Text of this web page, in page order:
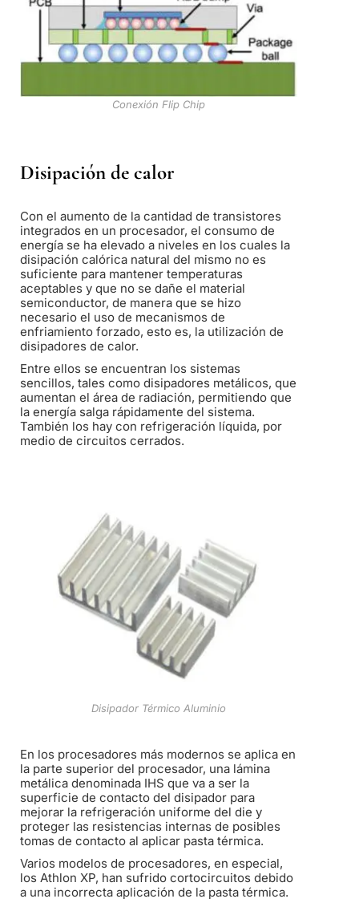
Conexión Flip Chip
Disipación de calor
Con el aumento de la cantidad de transistores
integrados en un procesador, el consumo de
energía se ha elevado a niveles en los cuales la
disipación calórica natural del mismo no es
suficiente para mantener temperaturas
aceptables y que no se dañe el material
semiconductor, de manera que se hizo
necesario el uso de mecanismos de
enfriamiento forzado, esto es, la utilización de
disipadores de calor.
Entre ellos se encuentran los sistemas
sencillos, tales como disipadores metálicos, que
aumentan el área de radiación, permitiendo que
la energía salga rápidamente del sistema.
También los hay con refrigeración líquida, por
medio de circuitos cerrados.
Disipador Térmico Aluminio
En los procesadores más modernos se aplica en
la parte superior del procesador, una lámina
metálica denominada IHS que va a ser la
superficie de contacto del disipador para
mejorar la refrigeración uniforme del die y
proteger las resistencias internas de posibles
tomas de contacto al aplicar pasta térmica.
Varios modelos de procesadores, en especial,
los Athlon XP, han sufrido cortocircuitos debido
a una incorrecta aplicación de la pasta térmica.